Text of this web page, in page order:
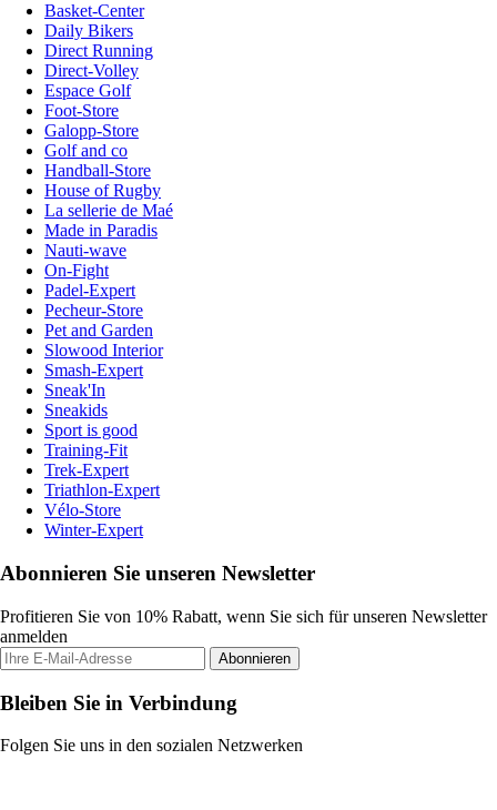
Basket-Center
Daily Bikers
Direct Running
Direct-Volley
Espace Golf
Foot-Store
Galopp-Store
Golf and co
Handball-Store
House of Rugby
La sellerie de Maé
Made in Paradis
Nauti-wave
On-Fight
Padel-Expert
Pecheur-Store
Pet and Garden
Slowood Interior
Smash-Expert
Sneak'In
Sneakids
Sport is good
Training-Fit
Trek-Expert
Triathlon-Expert
Vélo-Store
Winter-Expert
Abonnieren Sie unseren Newsletter
Profitieren Sie von 10% Rabatt, wenn Sie sich für unseren Newsletter
anmelden
Abonnieren
Bleiben Sie in Verbindung
Folgen Sie uns in den sozialen Netzwerken